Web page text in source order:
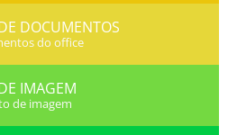
DOCUMENTOS
do office
IMAGEM
de imagem